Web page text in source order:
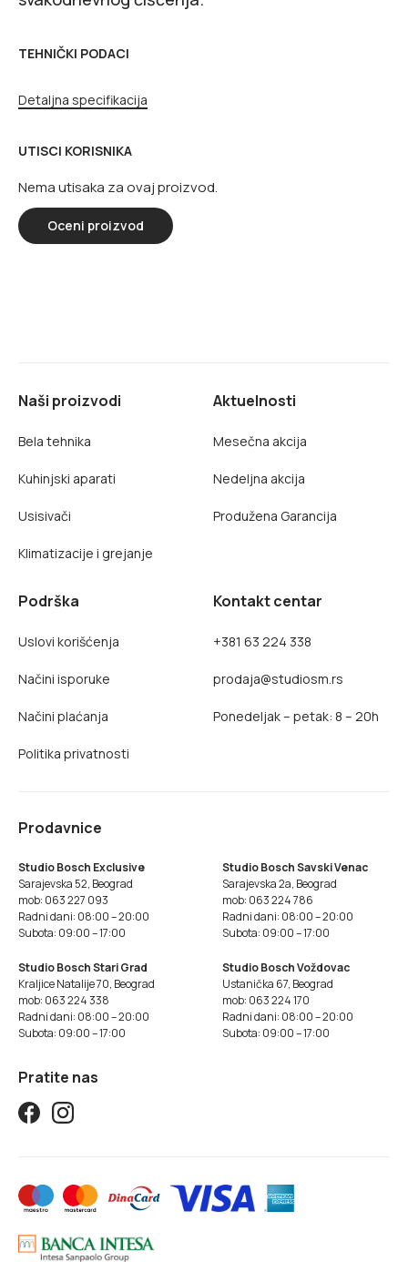
TEHNIČKI PODACI
Detaljna specifikacija
UTISCI KORISNIKA
Nema utisaka za ovaj proizvod.
Oceni proizvod
Naši proizvodi
Bela tehnika
Kuhinjski aparati
Usisivači
Klimatizacije i grejanje
Aktuelnosti
Mesečna akcija
Nedeljna akcija
Produžena Garancija
Podrška
Uslovi korišćenja
Načini isporuke
Načini plaćanja
Politika privatnosti
Kontakt centar
+381 63 224 338
prodaja@studiosm.rs
Ponedeljak – petak: 8 – 20h
Prodavnice
Studio Bosch Exclusive
Sarajevska 52, Beograd
mob: 063 227 093
Radni dani: 08:00 – 20:00
Subota: 09:00 – 17:00
Studio Bosch Savski Venac
Sarajevska 2a, Beograd
mob: 063 224 786
Radni dani: 08:00 – 20:00
Subota: 09:00 – 17:00
Studio Bosch Stari Grad
Kraljice Natalije 70, Beograd
mob: 063 224 338
Radni dani: 08:00 – 20:00
Subota: 09:00 – 17:00
Studio Bosch Voždovac
Ustanička 67, Beograd
mob: 063 224 170
Radni dani: 08:00 – 20:00
Subota: 09:00 – 17:00
Pratite nas